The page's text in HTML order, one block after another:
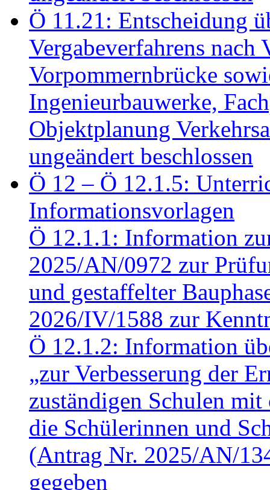
Ö 11.21: Entscheidung
Vergabeverfahrens
Vorpommernbrücke
Ingenieurbauwerke,
Objektplanung
ungeändert beschlossen
Ö 12 – Ö 12.1.5:
Informationsvorlagen
Ö 12.1.1: Information
2025/AN/0972 zur
und gestaffelter
2026/IV/1588 zur
Ö 12.1.2: Information
„zur Verbesserung der
zuständigen Schulen
die Schülerinnen und
(Antrag Nr. 2025/AN/
gegeben